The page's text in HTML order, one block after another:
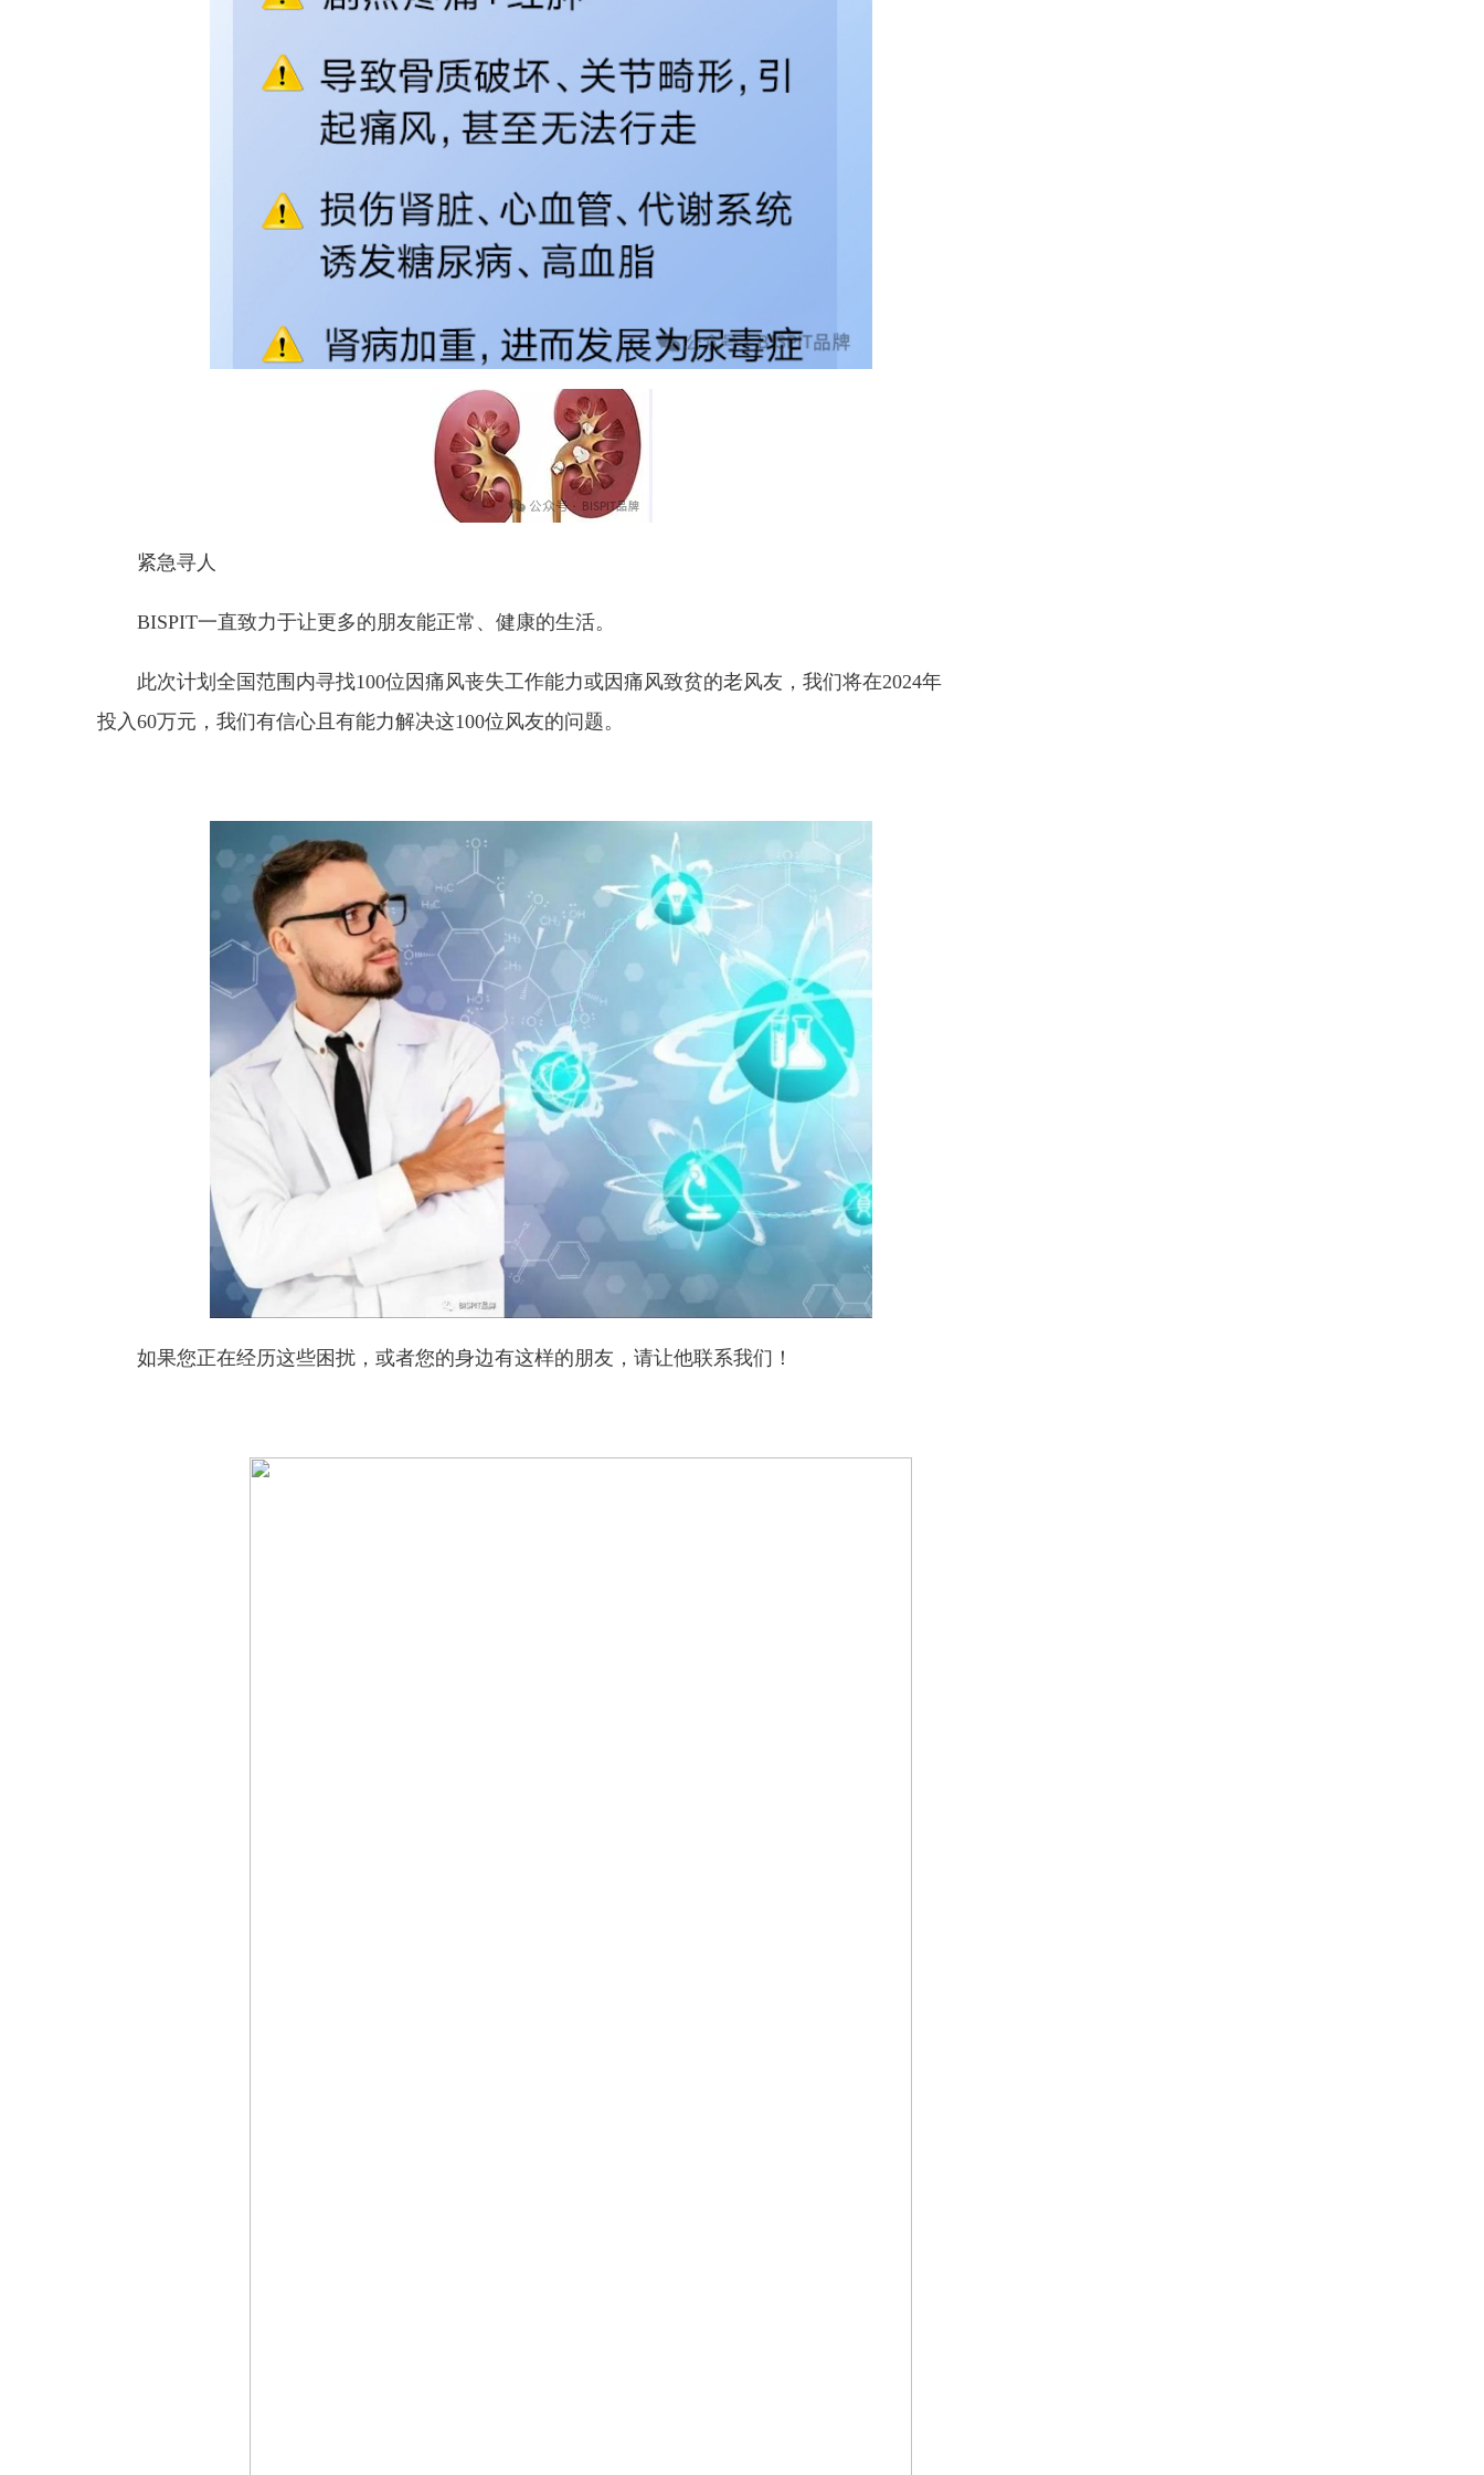
紧急寻人
BISPIT一直致力于让更多的朋友能正常、健康的生活。
此次计划全国范围内寻找100位因痛风丧失工作能力或因痛风致贫的老风友，我们将在2024年
投入60万元，我们有信心且有能力解决这100位风友的问题。
如果您正在经历这些困扰，或者您的身边有这样的朋友，请让他联系我们！